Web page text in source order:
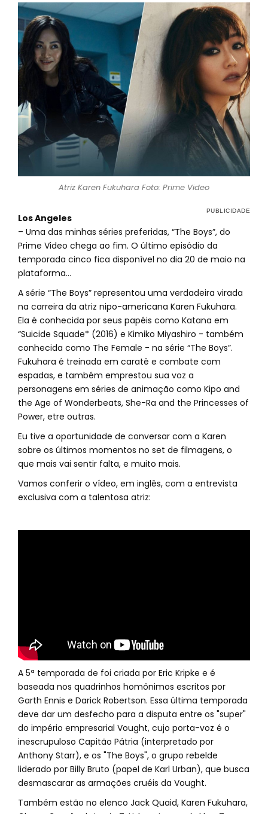
Atriz Karen Fukuhara Foto: Prime Video
Los Angeles
– Uma das minhas séries preferidas, “The Boys”, do
Prime Video chega ao fim. O último episódio da
temporada cinco fica disponível no dia 20 de maio na
plataforma...
A série “The Boys” representou uma verdadeira virada
na carreira da atriz nipo-americana Karen Fukuhara.
Ela é conhecida por seus papéis como Katana em
“Suicide Squade* (2016) e Kimiko Miyashiro - também
conhecida como The Female - na série “The Boys”.
Fukuhara é treinada em caratê e combate com
espadas, e também emprestou sua voz a
personagens em séries de animação como Kipo and
the Age of Wonderbeats, She-Ra and the Princesses of
Power, etre outras.
Eu tive a oportunidade de conversar com a Karen
sobre os últimos momentos no set de filmagens, o
que mais vai sentir falta, e muito mais.
Vamos conferir o vídeo, em inglês, com a entrevista
exclusiva com a talentosa atriz:
A 5ª temporada de foi criada por Eric Kripke e é
baseada nos quadrinhos homônimos escritos por
Garth Ennis e Darick Robertson. Essa última temporada
deve dar um desfecho para a disputa entre os "super"
do império empresarial Vought, cujo porta-voz é o
inescrupuloso Capitão Pátria (interpretado por
Anthony Starr), e os "The Boys", o grupo rebelde
liderado por Billy Bruto (papel de Karl Urban), que busca
desmascarar as armações cruéis da Vought.
Também estão no elenco Jack Quaid, Karen Fukuhara,